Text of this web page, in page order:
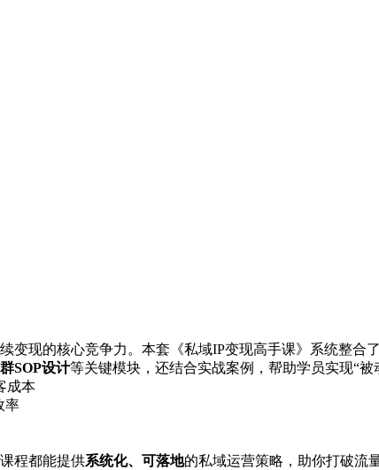
变现的核心竞争力。本套《私域IP变现高手课》系统整
SOP设计等关键模块，还结合实战案例，帮助学员实现“
成本
率
程都能提供系统化、可落地的私域运营策略，助你打破流